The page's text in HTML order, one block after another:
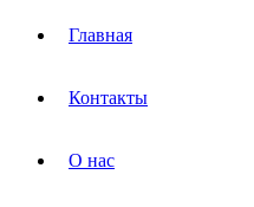
Главная
Контакты
О нас